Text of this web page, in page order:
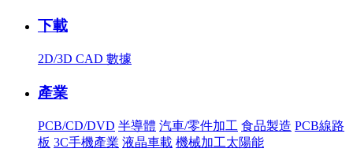
下載
2D/3D CAD 數據
產業
PCB/CD/DVD 半導體 汽車/零件加工 食品製造 PCB線路
板 3C手機產業 液晶車載 機械加工太陽能